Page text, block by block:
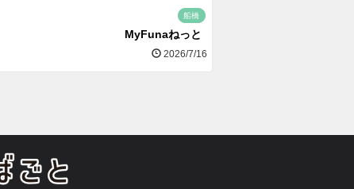
船橋
MyFunaねっと
2026/7/16